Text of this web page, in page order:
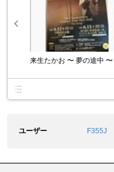
来生たかお 〜 夢の途中 〜
ユーザー F355J